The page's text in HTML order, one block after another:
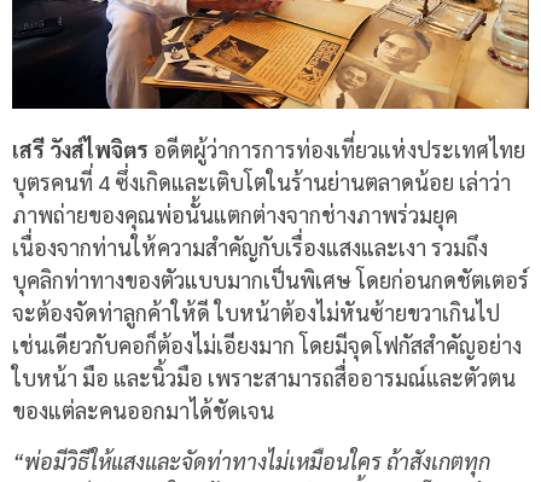
เสรี วังส์ไพจิตร อดีตผู้ว่าการการท่องเที่ยวแห่งประเทศไทย
บุตรคนที่ 4 ซึ่งเกิดและเติบโตในร้านย่านตลาดน้อย เล่าว่า
ภาพถ่ายของคุณพ่อนั้นแตกต่างจากช่างภาพร่วมยุค
เนื่องจากท่านให้ความสำคัญกับเรื่องแสงและเงา รวมถึง
บุคลิกท่าทางของตัวแบบมากเป็นพิเศษ โดยก่อนกดชัตเตอร์
จะต้องจัดท่าลูกค้าให้ดี ใบหน้าต้องไม่หันซ้ายขวาเกินไป
เช่นเดียวกับคอก็ต้องไม่เอียงมาก โดยมีจุดโฟกัสสำคัญอย่าง
ใบหน้า มือ และนิ้วมือ เพราะสามารถสื่ออารมณ์และตัวตน
ของแต่ละคนออกมาได้ชัดเจน
“พ่อมีวิธีให้แสงและจัดท่าทางไม่เหมือนใคร ถ้าสังเกตทุก